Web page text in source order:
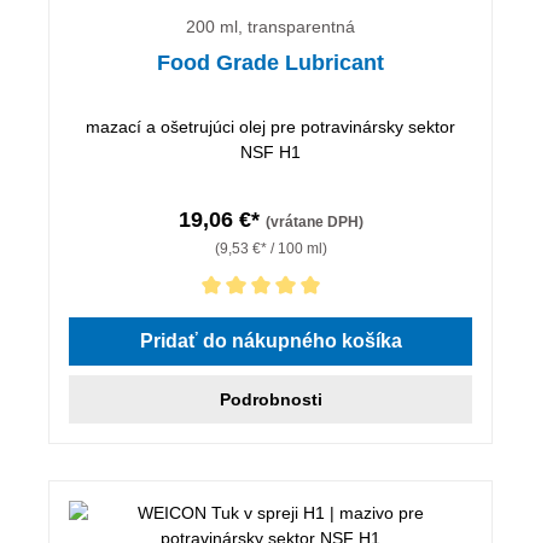
200 ml, transparentná
Food Grade Lubricant
mazací a ošetrujúci olej pre potravinársky sektor
NSF H1
19,06 €* (vrátane DPH)
(9,53 €* / 100 ml)
Priemerné hodnotenie 5 z 5 hviezdičiek
Pridať do nákupného košíka
Podrobnosti